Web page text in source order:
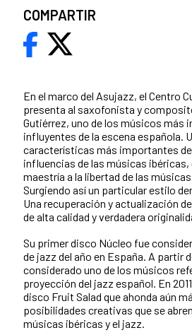
En el marco del Asujazz, el Centro
presenta al saxofonista y
Gutiérrez, uno de los músicos más
influyentes de la escena española.
características más importantes
influencias de las músicas ibéricas,
maestría a la libertad de las
Surgiendo así un particular estilo
Una recuperación y actualización
de alta calidad y verdadera
Su primer disco Núcleo fue
de jazz del año en España. A partir
considerado uno de los músicos
proyección del jazz español. En
disco Fruit Salad que ahonda aún
posibilidades creativas que se
músicas ibéricas y el jazz.
COMPARTIR